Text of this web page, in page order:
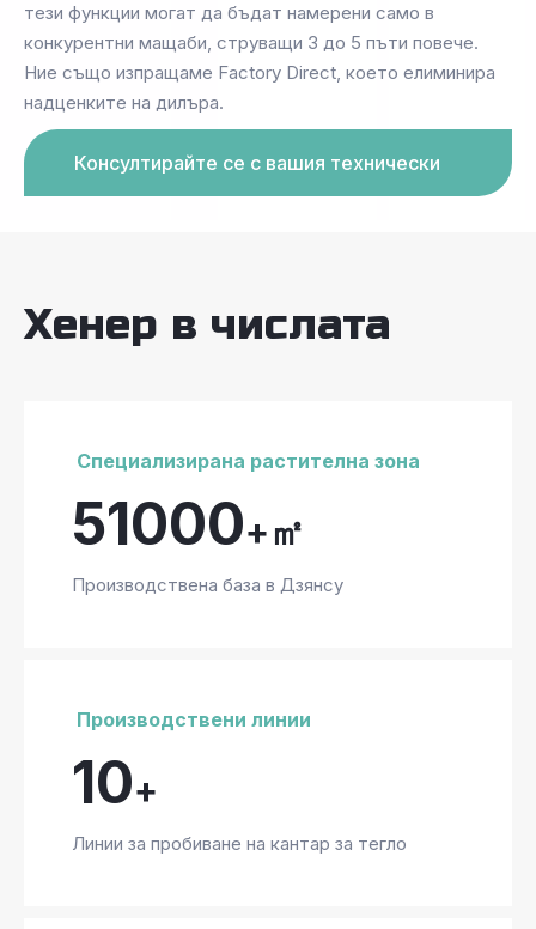
тези функции могат да бъдат намерени само в
конкурентни мащаби, струващи 3 до 5 пъти повече.
Ние също изпращаме Factory Direct, което елиминира
надценките на дилъра.
Консултирайте се с вашия технически
Хенер в числата
Специализирана растителна зона
51000+㎡
Производствена база в Дзянсу
Производствени линии
10+
Линии за пробиване на кантар за тегло